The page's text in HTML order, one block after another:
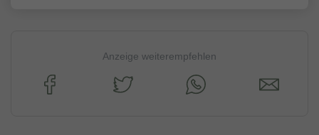
Anzeige weiterempfehlen